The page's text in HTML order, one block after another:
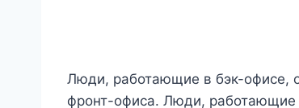
Люди, работающие в бэк-офисе,
фронт-офиса. Люди, работающие